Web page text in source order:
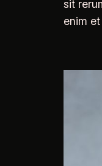
sit
enim